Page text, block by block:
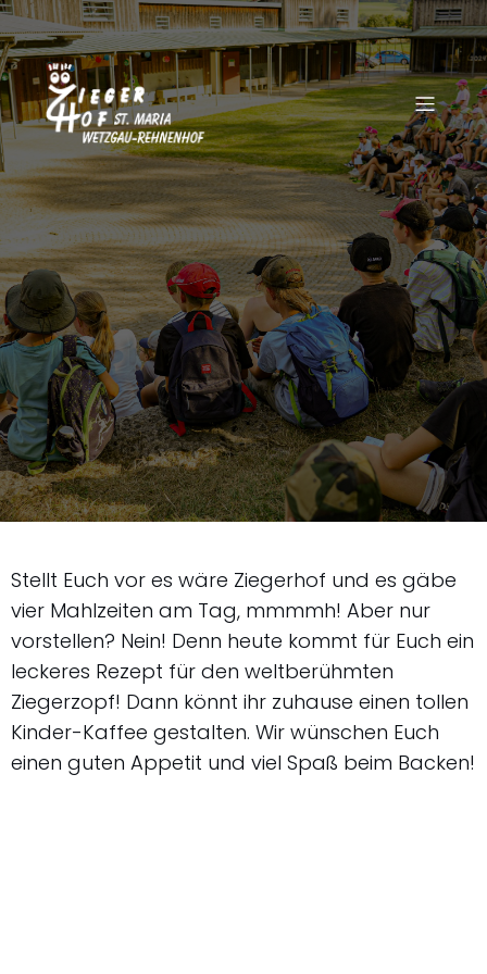
Stellt Euch vor es wäre Ziegerhof und es gäbe
vier Mahlzeiten am Tag, mmmmh! Aber nur
vorstellen? Nein! Denn heute kommt für Euch ein
leckeres Rezept für den weltberühmten
Ziegerzopf! Dann könnt ihr zuhause einen tollen
Kinder-Kaffee gestalten. Wir wünschen Euch
einen guten Appetit und viel Spaß beim Backen!